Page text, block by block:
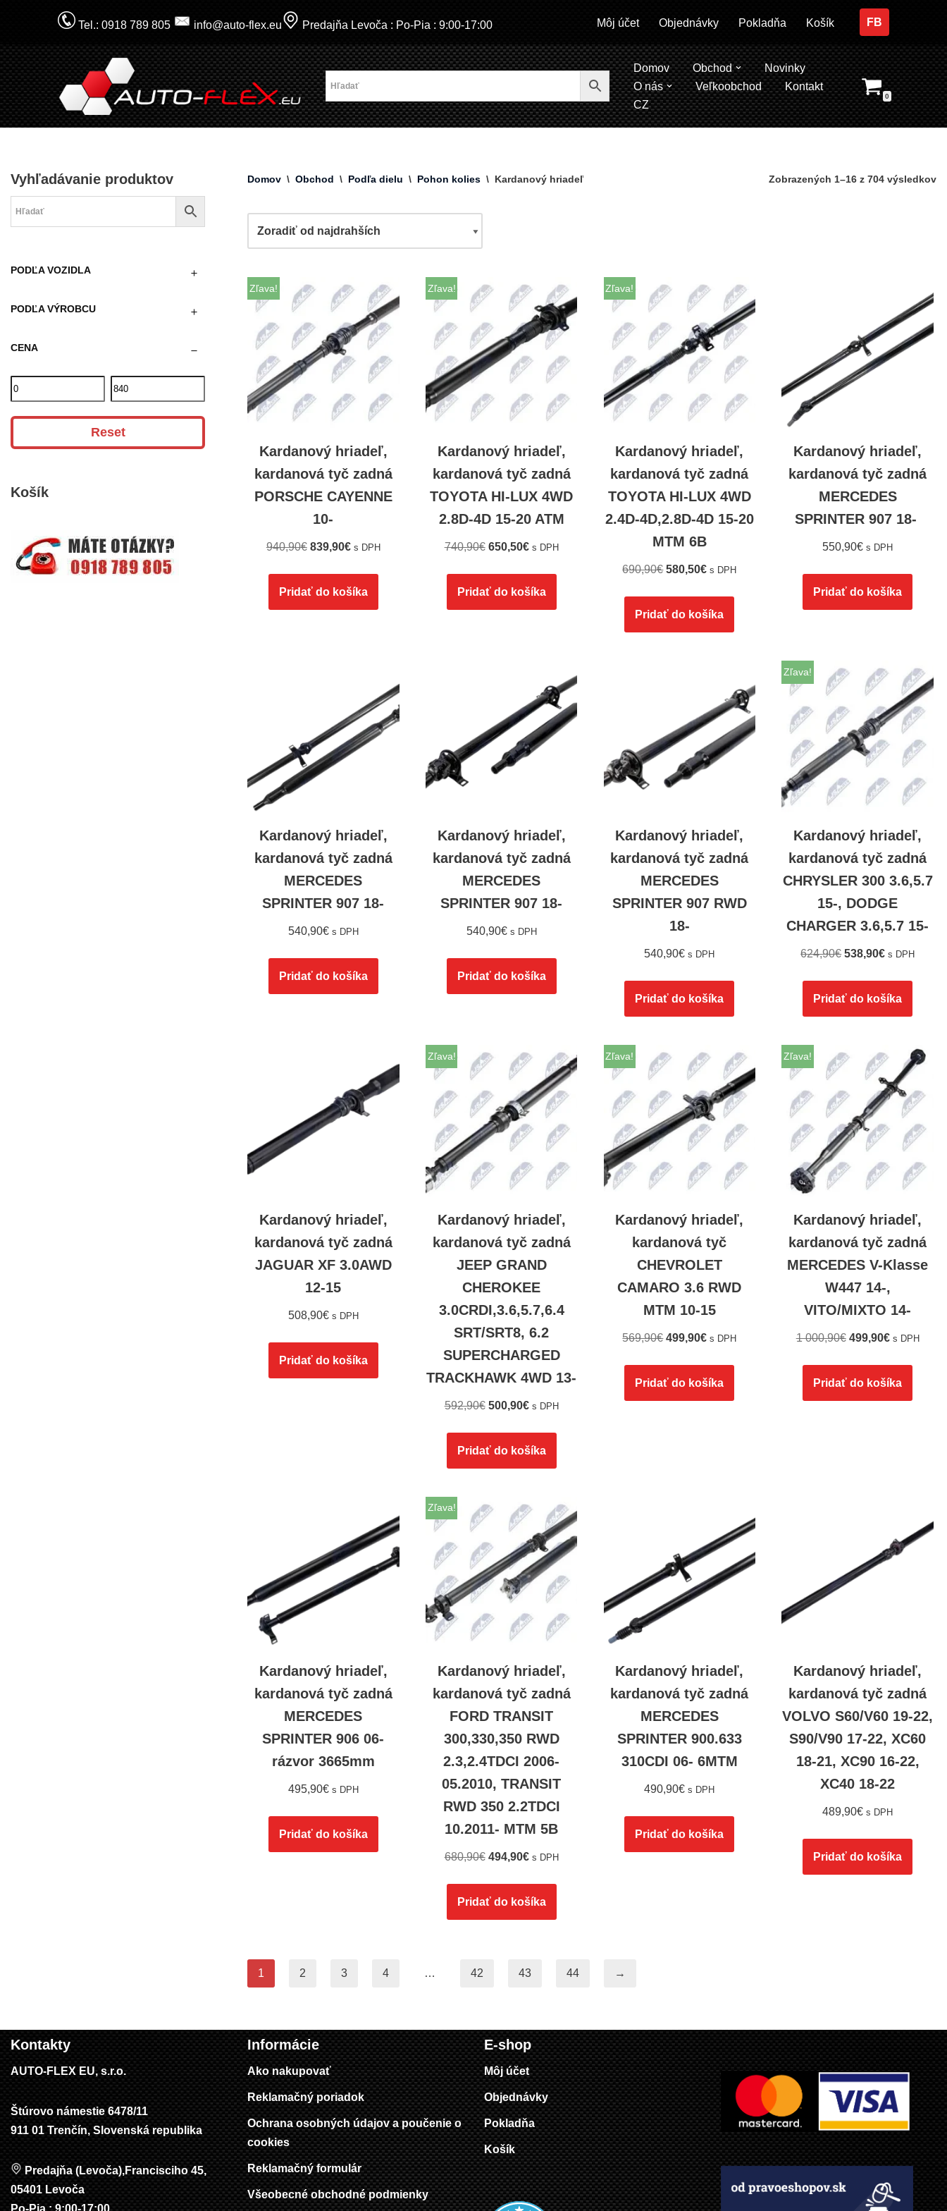
na
obsah
Tel.: 0918 789 805 info@auto-flex.eu Predajňa Levoča : Po-Pia : 9:00-17:00 Môj účet Objednávky Pokladňa Košík FB
Domov Obchod
Novinky
O nás
Veľkoobchod
Kontakt
CZ
0
Vyhľadávanie produktov
PODĽA VOZIDLA
PODĽA VÝROBCU
CENA
Reset
Košík
Domov \ Obchod \ Podľa dielu \ Pohon kolies \ Kardanový hriadeľ Zobrazených 1–16 z 704 výsledkov
Zľava!
Kardanový hriadeľ,
kardanová tyč zadná
PORSCHE CAYENNE
10-
940,90€ 839,90€ s DPH
Pridať do košíka
Zľava!
Kardanový hriadeľ,
kardanová tyč zadná
TOYOTA HI-LUX 4WD
2.8D-4D 15-20 ATM
740,90€ 650,50€ s DPH
Pridať do košíka
Zľava!
Kardanový hriadeľ,
kardanová tyč zadná
TOYOTA HI-LUX 4WD
2.4D-4D,2.8D-4D 15-20
MTM 6B
690,90€ 580,50€ s DPH
Pridať do košíka
Kardanový hriadeľ,
kardanová tyč zadná
MERCEDES
SPRINTER 907 18-
550,90€ s DPH
Pridať do košíka
Kardanový hriadeľ,
kardanová tyč zadná
MERCEDES
SPRINTER 907 18-
540,90€ s DPH
Pridať do košíka
Kardanový hriadeľ,
kardanová tyč zadná
MERCEDES
SPRINTER 907 18-
540,90€ s DPH
Pridať do košíka
Kardanový hriadeľ,
kardanová tyč zadná
MERCEDES
SPRINTER 907 RWD
18-
540,90€ s DPH
Pridať do košíka
Zľava!
Kardanový hriadeľ,
kardanová tyč zadná
CHRYSLER 300 3.6,5.7
15-, DODGE
CHARGER 3.6,5.7 15-
624,90€ 538,90€ s DPH
Pridať do košíka
Kardanový hriadeľ,
kardanová tyč zadná
JAGUAR XF 3.0AWD
12-15
508,90€ s DPH
Pridať do košíka
Zľava!
Kardanový hriadeľ,
kardanová tyč zadná
JEEP GRAND
CHEROKEE
3.0CRDI,3.6,5.7,6.4
SRT/SRT8, 6.2
SUPERCHARGED
TRACKHAWK 4WD 13-
592,90€ 500,90€ s DPH
Pridať do košíka
Zľava!
Kardanový hriadeľ,
kardanová tyč
CHEVROLET
CAMARO 3.6 RWD
MTM 10-15
569,90€ 499,90€ s DPH
Pridať do košíka
Zľava!
Kardanový hriadeľ,
kardanová tyč zadná
MERCEDES V-Klasse
W447 14-,
VITO/MIXTO 14-
1 000,90€ 499,90€ s DPH
Pridať do košíka
Kardanový hriadeľ,
kardanová tyč zadná
MERCEDES
SPRINTER 906 06-
rázvor 3665mm
495,90€ s DPH
Pridať do košíka
Zľava!
Kardanový hriadeľ,
kardanová tyč zadná
FORD TRANSIT
300,330,350 RWD
2.3,2.4TDCI 2006-
05.2010, TRANSIT
RWD 350 2.2TDCI
10.2011- MTM 5B
680,90€ 494,90€ s DPH
Pridať do košíka
Kardanový hriadeľ,
kardanová tyč zadná
MERCEDES
SPRINTER 900.633
310CDI 06- 6MTM
490,90€ s DPH
Pridať do košíka
Kardanový hriadeľ,
kardanová tyč zadná
VOLVO S60/V60 19-22,
S90/V90 17-22, XC60
18-21, XC90 16-22,
XC40 18-22
489,90€ s DPH
Pridať do košíka
1 2 3 4 … 42 43 44 →
Kontakty
AUTO-FLEX EU, s.r.o.
Štúrovo námestie 6478/11
911 01 Trenčín, Slovenská republika
Predajňa (Levoča),Francisciho 45,
05401 Levoča
Informácie
Ako nakupovať
Reklamačný poriadok
Ochrana osobných údajov a poučenie o
cookies
Reklamačný formulár
Všeobecné obchodné podmienky
E-shop
Môj účet
Objednávky
Pokladňa
Košík